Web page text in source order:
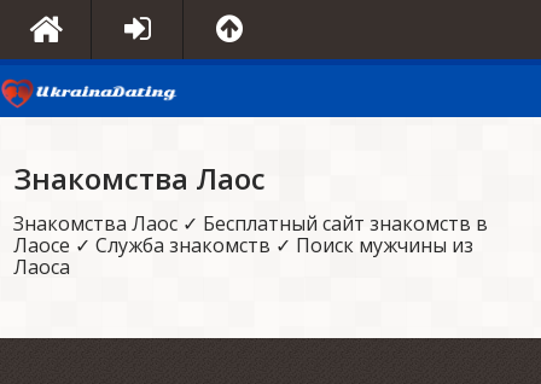
Знакомства Лаос
Знакомства Лаос ✓ Бесплатный сайт знакомств в
Лаосе ✓ Служба знакомств ✓ Поиск мужчины из
Лаоса